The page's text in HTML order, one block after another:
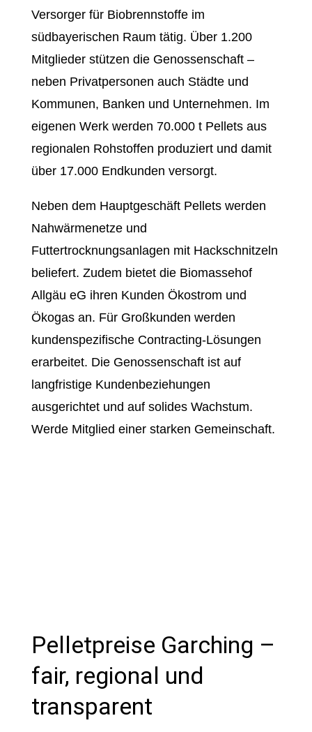
Versorger für Biobrennstoffe im
südbayerischen Raum tätig. Über 1.200
Mitglieder stützen die Genossenschaft –
neben Privatpersonen auch Städte und
Kommunen, Banken und Unternehmen. Im
eigenen Werk werden 70.000 t Pellets aus
regionalen Rohstoffen produziert und damit
über 17.000 Endkunden versorgt.
Neben dem Hauptgeschäft Pellets werden
Nahwärmenetze und
Futtertrocknungsanlagen mit Hackschnitzeln
beliefert. Zudem bietet die Biomassehof
Allgäu eG ihren Kunden Ökostrom und
Ökogas an. Für Großkunden werden
kundenspezifische Contracting-Lösungen
erarbeitet. Die Genossenschaft ist auf
langfristige Kundenbeziehungen
ausgerichtet und auf solides Wachstum.
Werde Mitglied einer starken Gemeinschaft.
Pelletpreise Garching –
fair, regional und
transparent